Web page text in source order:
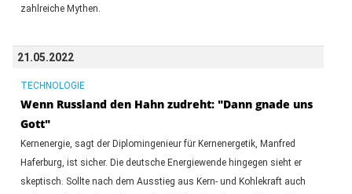
zahlreiche Mythen.
21.05.2022
TECHNOLOGIE
Wenn Russland den Hahn zudreht: "Dann gnade uns
Gott"
Kernenergie, sagt der Diplomingenieur für Kernenergetik, Manfred
Haferburg, ist sicher. Die deutsche Energiewende hingegen sieht er
skeptisch. Sollte nach dem Ausstieg aus Kern- und Kohlekraft auch